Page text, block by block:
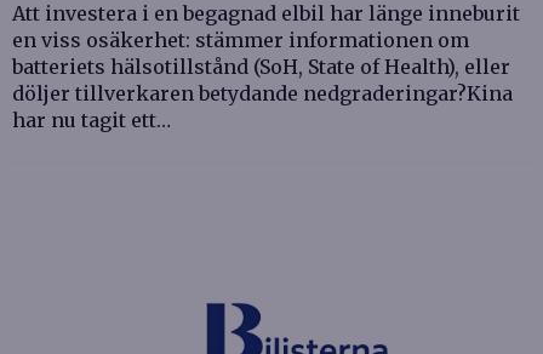
Att investera i en begagnad elbil har länge inneburit
en viss osäkerhet: stämmer informationen om
batteriets hälsotillstånd (SoH, State of Health), eller
döljer tillverkaren betydande nedgraderingar?Kina
har nu tagit ett…